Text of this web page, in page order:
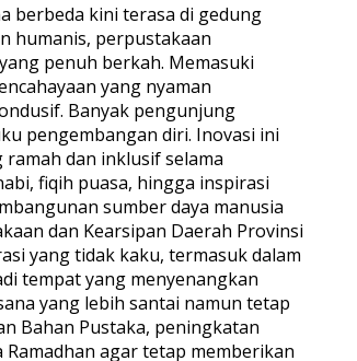
berbeda kini terasa di gedung
humanis, perpustakaan
penuh berkah. Memasuki
yang nyaman
Banyak pengunjung
pengembangan diri. Inovasi ini
dan inklusif selama
fiqih puasa, hingga inspirasi
sumber daya manusia
dan Kearsipan Daerah Provinsi
yang tidak kaku, termasuk dalam
tempat yang menyenangkan
yang lebih santai namun tetap
Bahan Pustaka, peningkatan
agar tetap memberikan